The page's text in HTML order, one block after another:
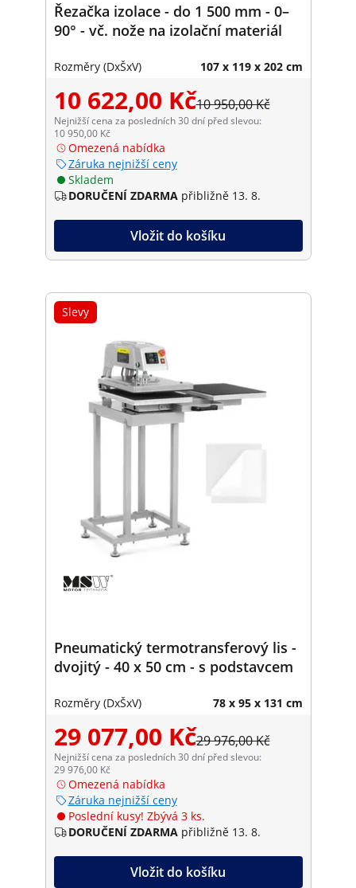
Řezačka izolace - do 1 500 mm - 0–
90° - vč. nože na izolační materiál
Rozměry (DxŠxV) 107 x 119 x 202 cm
10 622,00 Kč10 950,00 Kč
Nejnižší cena za posledních 30 dní před slevou:
10 950,00 Kč
Omezená nabídka
Záruka nejnižší ceny
Skladem
DORUČENÍ ZDARMA přibližně 13. 8.
Vložit do košíku
Slevy
Pneumatický termotransferový lis -
dvojitý - 40 x 50 cm - s podstavcem
Rozměry (DxŠxV) 78 x 95 x 131 cm
29 077,00 Kč29 976,00 Kč
Nejnižší cena za posledních 30 dní před slevou:
29 976,00 Kč
Omezená nabídka
Záruka nejnižší ceny
Poslední kusy! Zbývá 3 ks.
DORUČENÍ ZDARMA přibližně 13. 8.
Vložit do košíku